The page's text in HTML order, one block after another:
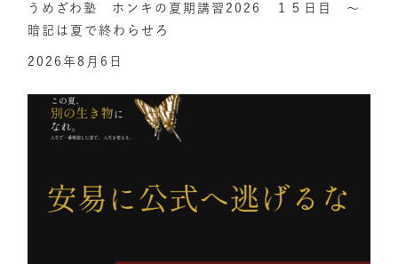
うめざわ塾 ホンキの夏期講習2026 １５日目 ～
暗記は夏で終わらせろ
2026年8月6日